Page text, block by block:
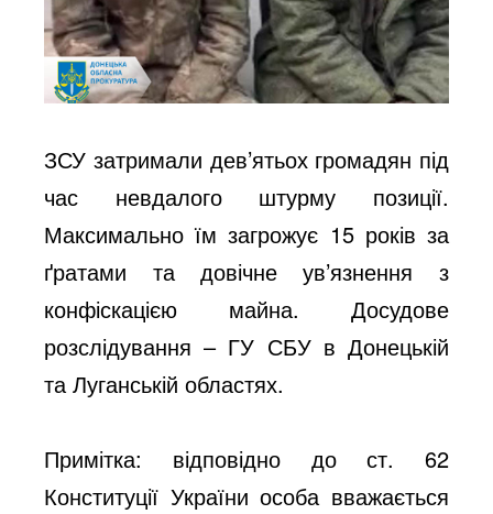
ЗСУ затримали дев’ятьох громадян під
час невдалого штурму позиції.
Максимально їм загрожує 15 років за
ґратами та довічне ув’язнення з
конфіскацією майна. Досудове
розслідування – ГУ СБУ в Донецькій
та Луганській областях.
Примітка: відповідно до ст. 62
Конституції України особа вважається